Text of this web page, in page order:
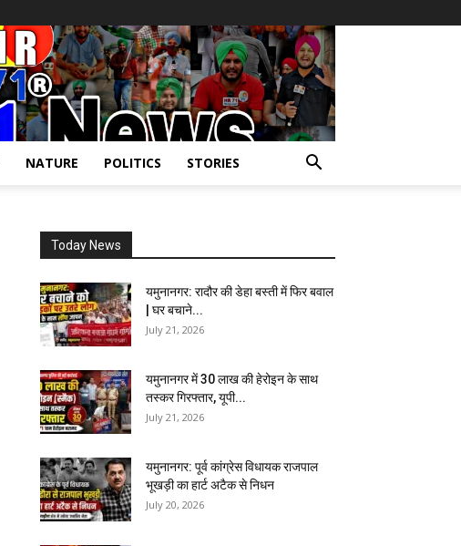
NATURE POLITICS STORIES
Today News
यमुनानगर: रादौर की डेहा बस्ती में फिर बवाल
| घर बचाने...
July 21, 2026
यमुनानगर में 30 लाख की हेरोइन के साथ
तस्कर गिरफ्तार, यूपी...
July 21, 2026
यमुनानगर: पूर्व कांग्रेस विधायक राजपाल
भूखड़ी का हार्ट अटैक से निधन
July 20, 2026